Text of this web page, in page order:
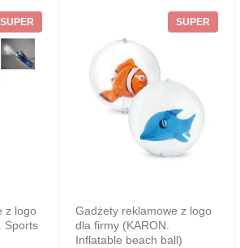
SUPER
z logo
Sports
SUPER
Gadżety reklamowe z logo
dla firmy (KARON.
Inflatable beach ball)